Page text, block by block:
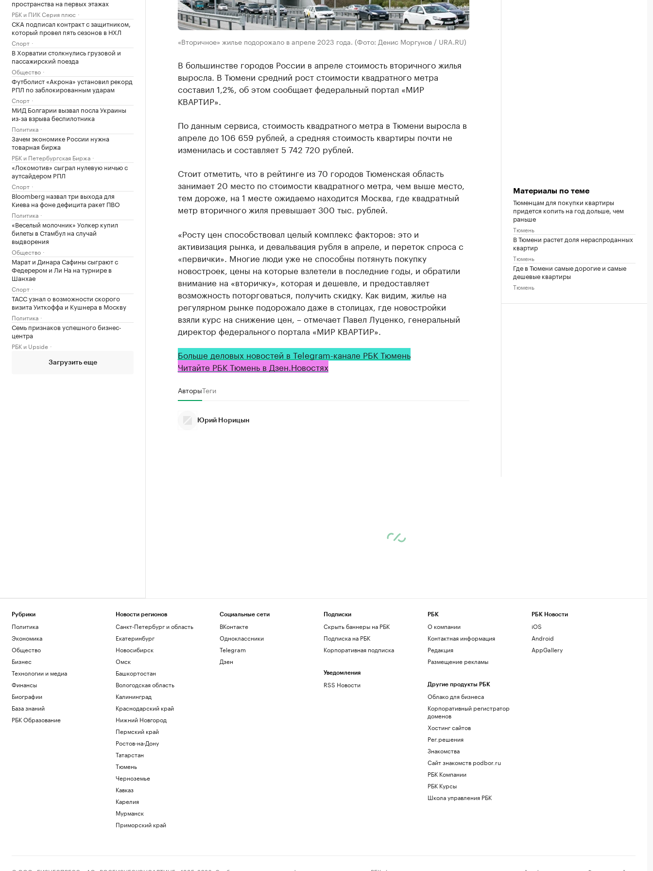
пространства на первых этажах
РБК и ПИК Серия плюс
СКА подписал контракт с защитником,
который провел пять сезонов в НХЛ
Спорт
В Хорватии столкнулись грузовой и
пассажирский поезда
Общество
Футболист «Акрона» установил рекорд
РПЛ по заблокированным ударам
Спорт
МИД Болгарии вызвал посла Украины
из-за взрыва беспилотника
Политика
Зачем экономике России нужна
товарная биржа
РБК и Петербургская Биржа
«Локомотив» сыграл нулевую ничью с
аутсайдером РПЛ
Спорт
Bloomberg назвал три выхода для
Киева на фоне дефицита ракет ПВО
Политика
«Веселый молочник» Уолкер купил
билеты в Стамбул на случай
выдворения
Общество
Марат и Динара Сафины сыграют с
Федерером и Ли На на турнире в
Шанхае
Спорт
ТАСС узнал о возможности скорого
визита Уиткоффа и Кушнера в Москву
Политика
Семь признаков успешного бизнес-
центра
РБК и Upside
Загрузить еще
«Вторичное» жилье подорожало в апреле 2023 года. (Фото: Денис Моргунов / URA.RU)
В большинстве городов России в апреле стоимость вторичного жилья
выросла. В Тюмени средний рост стоимости квадратного метра
составил 1,2%, об этом сообщает федеральный портал «МИР
КВАРТИР».
По данным сервиса, стоимость квадратного метра в Тюмени выросла в
апреле до 106 659 рублей, а средняя стоимость квартиры почти не
изменилась и составляет 5 742 720 рублей.
Стоит отметить, что в рейтинге из 70 городов Тюменская область
занимает 20 место по стоимости квадратного метра, чем выше место,
тем дороже, на 1 месте ожидаемо находится Москва, где квадратный
метр вторичного жиля превышает 300 тыс. рублей.
«Росту цен способствовал целый комплекс факторов: это и
активизация рынка, и девальвация рубля в апреле, и переток спроса с
«первички». Многие люди уже не способны потянуть покупку
новостроек, цены на которые взлетели в последние годы, и обратили
внимание на «вторичку», которая и дешевле, и предоставляет
возможность поторговаться, получить скидку. Как видим, жилье на
регулярном рынке подорожало даже в столицах, где новостройки
взяли курс на снижение цен, – отмечает Павел Луценко, генеральный
директор федерального портала «МИР КВАРТИР».
Больше деловых новостей в Telegram-канале РБК Тюмень
Читайте РБК Тюмень в Дзен.Новостях
АвторыТеги
Юрий Норицын
Материалы по теме
Тюменцам для покупки квартиры
придется копить на год дольше, чем
раньше
Тюмень
В Тюмени растет доля нераспроданных
квартир
Тюмень
Где в Тюмени самые дорогие и самые
дешевые квартиры
Тюмень
Рубрики
Политика
Экономика
Общество
Бизнес
Технологии и медиа
Финансы
Биографии
База знаний
РБК Образование
Новости регионов
Санкт-Петербург и область
Екатеринбург
Новосибирск
Омск
Башкортостан
Вологодская область
Калининград
Краснодарский край
Нижний Новгород
Пермский край
Ростов-на-Дону
Татарстан
Тюмень
Черноземье
Кавказ
Карелия
Мурманск
Приморский край
Социальные сети
ВКонтакте
Одноклассники
Telegram
Дзен
Подписки
Скрыть баннеры на РБК
Подписка на РБК
Корпоративная подписка
Уведомления
RSS Новости
РБК
О компании
Контактная информация
Редакция
Размещение рекламы
Другие продукты РБК
Облако для бизнеса
Корпоративный регистратор
доменов
Хостинг сайтов
Рег.решения
Знакомства
Сайт знакомств podbor.ru
РБК Компании
РБК Курсы
Школа управления РБК
РБК Новости
iOS
Android
AppGallery